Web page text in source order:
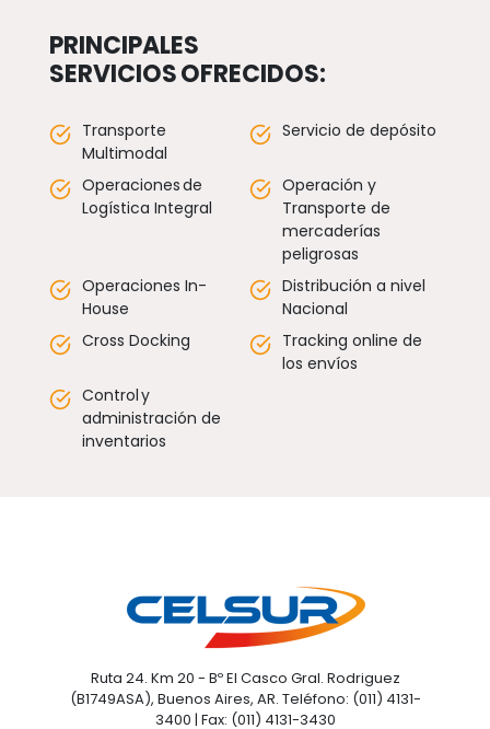
PRINCIPALES
SERVICIOS OFRECIDOS:
Transporte
Multimodal
Servicio de depósito
Operaciones de
Logística Integral
Operación y
Transporte de
mercaderías
peligrosas
Operaciones In-
House
Distribución a nivel
Nacional
Cross Docking
Tracking online de
los envíos
Control y
administración de
inventarios
Ruta 24. Km 20 - Bº El Casco Gral. Rodriguez
(B1749ASA), Buenos Aires, AR. Teléfono: (011) 4131-
3400 | Fax: (011) 4131-3430